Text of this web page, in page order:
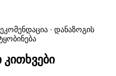
· დანაზოგის